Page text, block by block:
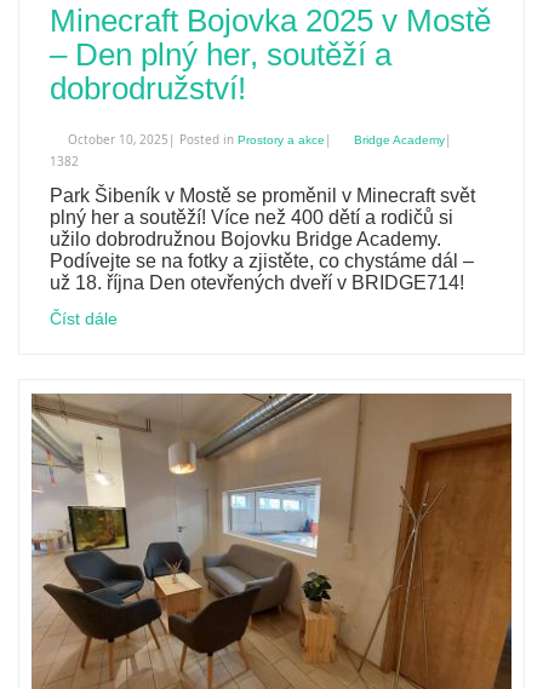
Minecraft Bojovka 2025 v Mostě
– Den plný her, soutěží a
dobrodružství!
October 10, 2025| Posted in Prostory a akce | Bridge Academy|
1382
Park Šibeník v Mostě se proměnil v Minecraft svět
plný her a soutěží! Více než 400 dětí a rodičů si
užilo dobrodružnou Bojovku Bridge Academy.
Podívejte se na fotky a zjistěte, co chystáme dál –
už 18. října Den otevřených dveří v BRIDGE714!
Číst dále